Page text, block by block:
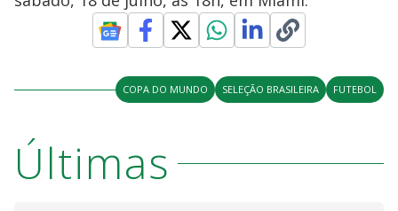
COPA DO MUNDO SELEÇÃO BRASILEIRA FUTEBOL
Últimas